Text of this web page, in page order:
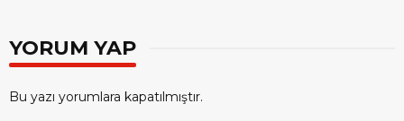
YORUM YAP
Bu yazı yorumlara kapatılmıştır.